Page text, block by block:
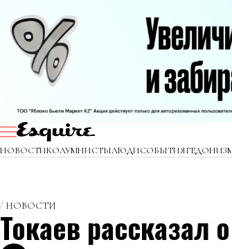
НОВОСТИКОЛУМНИСТЫЛЮДИСОБЫТИЯ
НОВОСТИ
Токаев рассказал